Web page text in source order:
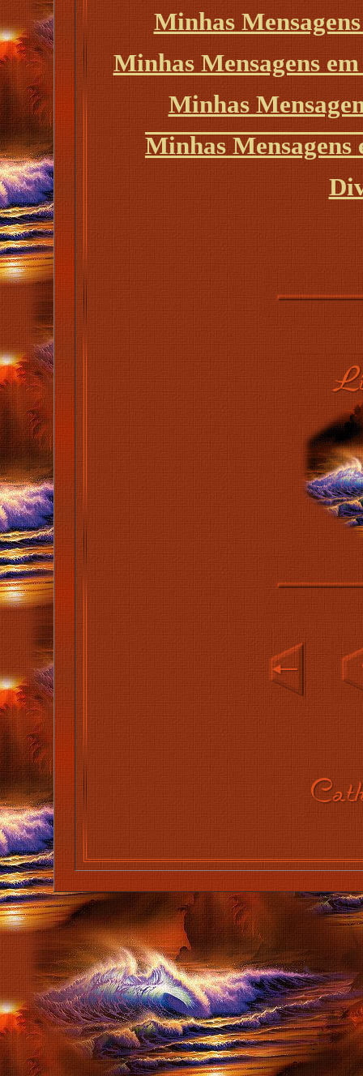
Minhas
Minhas Mensagens
Minhas
Minhas